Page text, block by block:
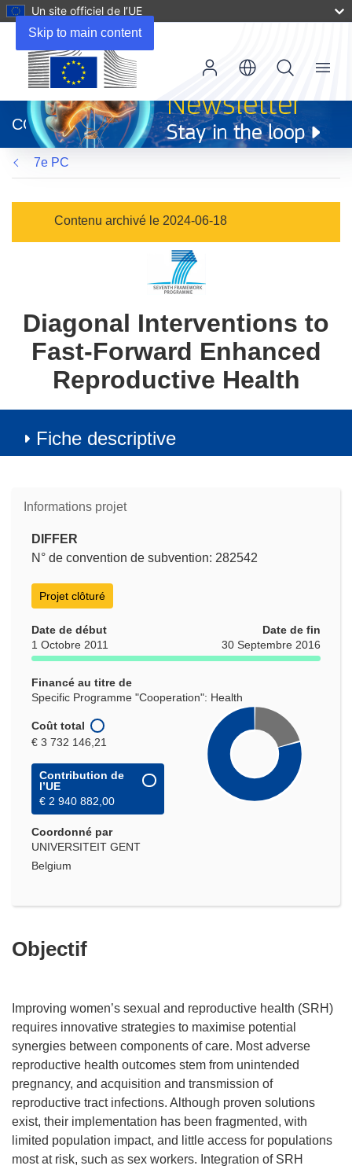
Skip to main content
Un site officiel de l’UE
dans
une
nouvelle
fenêtre)
CORDIS
Menu
7e PC
Contenu archivé le 2024-06-18
Diagonal Interventions to
Fast-Forward Enhanced
Reproductive Health
Fiche descriptive
Informations projet
DIFFER
N° de convention de subvention: 282542
Projet clôturé
Date de début
1 Octobre 2011
Date de fin
30 Septembre 2016
Financé au titre de
Specific Programme "Cooperation": Health
Coût total
€ 3 732 146,21
Contribution de
l’UE
€ 2 940 882,00
Coordonné par
UNIVERSITEIT GENT
Belgium
Objectif
Improving women’s sexual and reproductive health (SRH)
requires innovative strategies to maximise potential
synergies between components of care. Most adverse
reproductive health outcomes stem from unintended
pregnancy, and acquisition and transmission of
reproductive tract infections. Although proven solutions
exist, their implementation has been fragmented, with
limited population impact, and little access for populations
most at risk, such as sex workers. Integration of SRH